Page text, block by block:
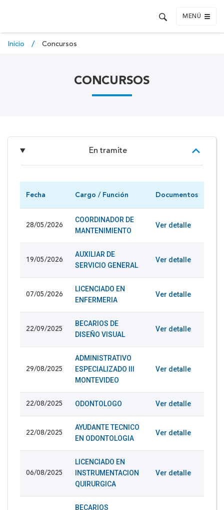
MENÚ
Inicio Concursos
CONCURSOS
En tramite
Fecha Cargo / Función Documentos
28/05/2026
COORDINADOR DE
MANTENIMIENTO
Ver detalle
19/05/2026
AUXILIAR DE
SERVICIO GENERAL
Ver detalle
07/05/2026
LICENCIADO EN
ENFERMERIA
Ver detalle
22/09/2025
BECARIOS DE
DISEÑO VISUAL
Ver detalle
29/08/2025
ADMINISTRATIVO
ESPECIALIZADO III
MONTEVIDEO
Ver detalle
22/08/2025 ODONTOLOGO Ver detalle
22/08/2025
AYUDANTE TECNICO
EN ODONTOLOGIA
Ver detalle
06/08/2025
LICENCIADO EN
INSTRUMENTACION
QUIRURGICA
Ver detalle
BECARIOS